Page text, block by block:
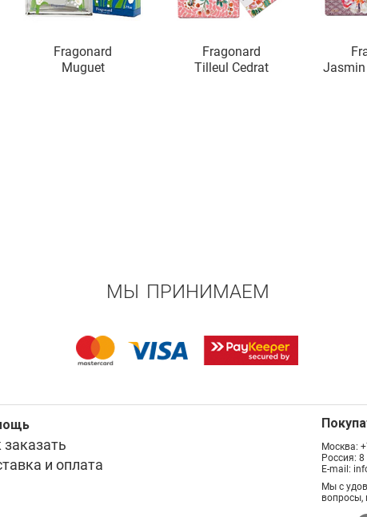
Fragonard
Muguet
Fragonard
Tilleul Cedrat
Jasmin
МЫ ПРИНИМАЕМ
заказать
и оплата
Москва:
Россия: 8
E-mail:
Мы с
вопросы,